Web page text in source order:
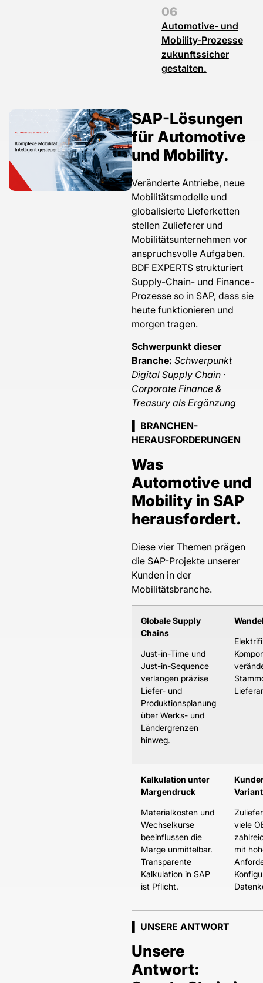
Automotive- und
Mobility-Prozesse
zukunftssicher
gestalten.
SAP-Lösungen
für Automotive
und Mobility.
Veränderte Antriebe, neue
Mobilitätsmodelle und
globalisierte Lieferketten
stellen Zulieferer und
Mobilitätsunternehmen vor
anspruchsvolle Aufgaben.
BDF EXPERTS strukturiert
Supply-Chain- und Finance-
Prozesse so in SAP, dass sie
heute funktionieren und
morgen tragen.
Schwerpunkt dieser
Branche: Schwerpunkt
Digital Supply Chain ·
Corporate Finance &
Treasury als Ergänzung
▌ BRANCHEN-
HERAUSFORDERUNGEN
Was
Automotive und
Mobility in SAP
herausfordert.
Diese vier Themen prägen
die SAP-Projekte unserer
Kunden in der
Mobilitätsbranche.
Globale Supply
Chains
Just-in-Time und
Just-in-Sequence
verlangen präzise
Liefer- und
Produktionsplanung
über Werks- und
Ländergrenzen
hinweg.
Kalkulation unter
Margendruck
Materialkosten und
Wechselkurse
beeinflussen die
Marge unmittelbar.
Transparente
Kalkulation in SAP
ist Pflicht.
viele
mit
▌ UNSERE ANTWORT
Unsere
Antwort: